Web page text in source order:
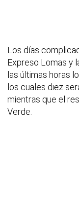
Los días
Expreso Lomas y
las últimas horas
los cuales diez
mientras que el
Verde.